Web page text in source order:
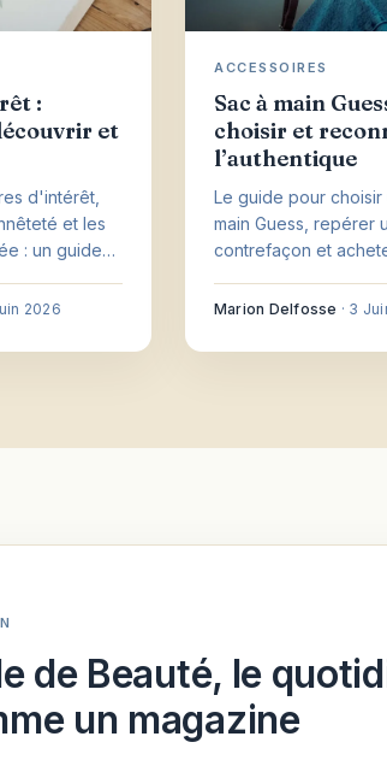
:
et
d'intérêt,
et les
: un guide
2026
ACCESSOIRES
Sac à main
choisir et
l’authentique
Le guide pour choisir
main Guess, repérer
contrefaçon et
Marion Delfosse · 3
de Beauté, le
un magazine